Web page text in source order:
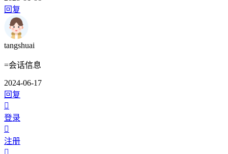
回复
tangshuai
=会话信息
2024-06-17
回复
登录
注册